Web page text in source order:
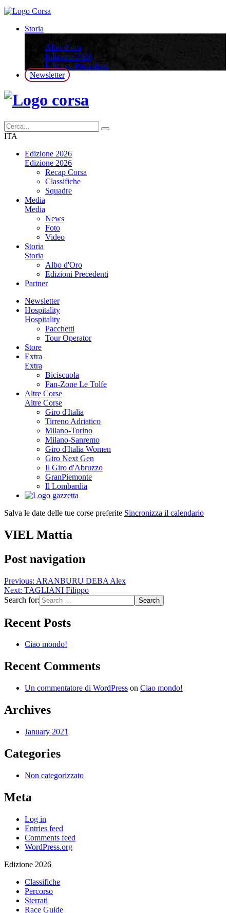
Storia
Albo d’oro
Edizione 2026
Edizioni Precedenti
Newsletter
ITA
Edizione 2026
Edizione 2026
Recap Corsa
Classifiche
Squadre
Media
Media
News
Foto
Video
Storia
Storia
Albo d'Oro
Edizioni Precedenti
Partner
Newsletter
Hospitality
Hospitality
Pacchetti
Tour Operator
Store
Extra
Extra
Biciscuola
Fan-Zone Le Tolfe
Altre Corse
Altre Corse
Giro d'Italia
Tirreno Adriatico
Milano-Torino
Milano-Sanremo
Giro d'Italia Women
Giro Next Gen
Il Giro d'Abruzzo
GranPiemonte
Il Lombardia
Salva le date delle tue corse preferite Sincronizza il calendario
VIEL Mattia
Post navigation
Previous: ARANBURU DEBA Alex
Next: TAGLIANI Filippo
Search for:
Recent Posts
Ciao mondo!
Recent Comments
Un commentatore di WordPress on Ciao mondo!
Archives
January 2021
Categories
Non categorizzato
Meta
Log in
Entries feed
Comments feed
WordPress.org
Edizione 2026
Classifiche
Percorso
Sterrati
Race Guide